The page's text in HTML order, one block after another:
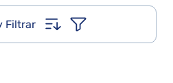
Filtrar